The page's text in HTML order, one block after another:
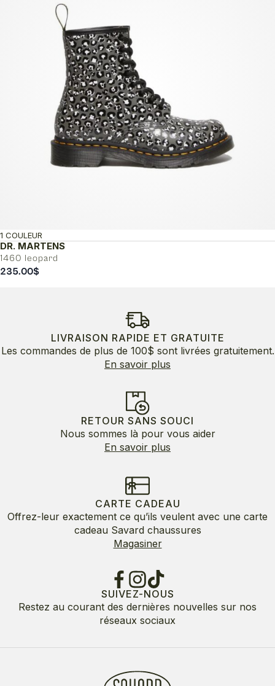
DR. MARTENS
1460 leopard
1 COULEUR
235.00$
LIVRAISON RAPIDE ET GRATUITE
Les commandes de plus de 100$ sont livrées gratuitement.
En savoir plus
RETOUR SANS SOUCI
Nous sommes là pour vous aider
En savoir plus
CARTE CADEAU
Offrez-leur exactement ce qu’ils veulent avec une carte
cadeau Savard chaussures
Magasiner
SUIVEZ-NOUS
Restez au courant des dernières nouvelles sur nos
réseaux sociaux